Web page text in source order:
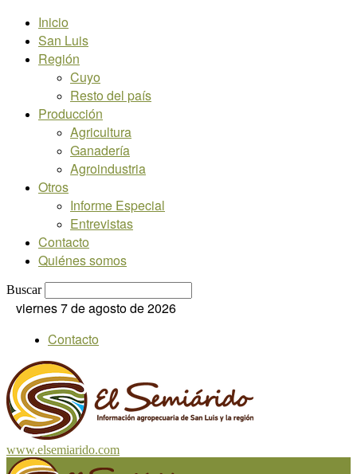
Inicio
San Luis
Región
Cuyo
Resto del país
Producción
Agricultura
Ganadería
Agroindustria
Otros
Informe Especial
Entrevistas
Contacto
Quiénes somos
Buscar
viernes 7 de agosto de 2026
Contacto
www.elsemiarido.com